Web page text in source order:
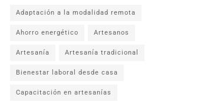
Adaptación a la modalidad remota
Ahorro energético Artesanos
Artesanía Artesanía tradicional
Bienestar laboral desde casa
Capacitación en artesanías